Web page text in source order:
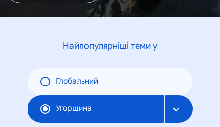
Найпопулярніші теми у
Глобальний
Угорщина